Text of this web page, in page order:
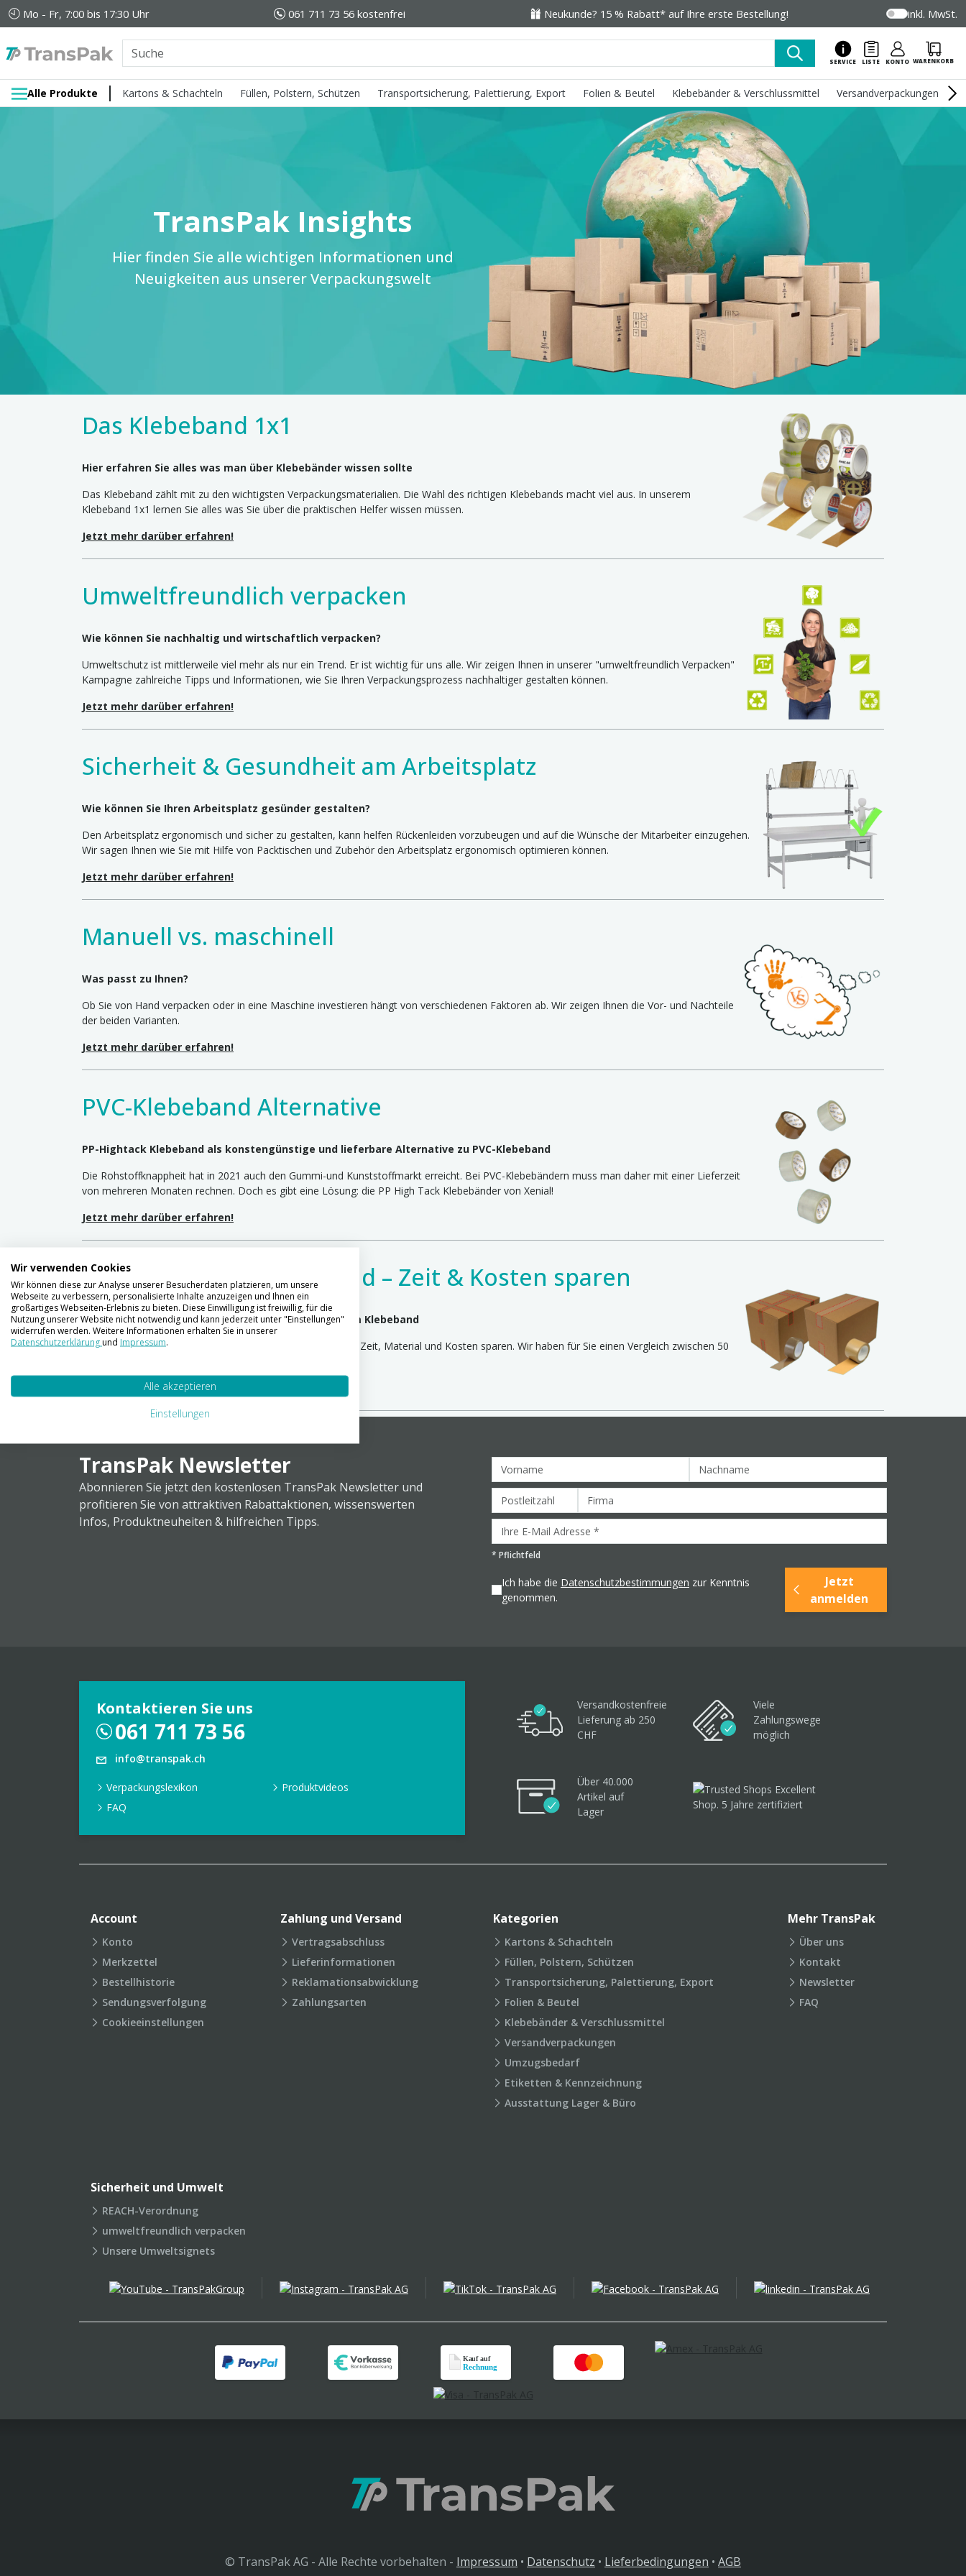
Mo - Fr, 7:00 bis 17:30 Uhr 061 711 73 56 kostenfrei Neukunde? 15 % Rabatt* auf Ihre erste Bestellung! inkl. MwSt.
SERVICE LISTE KONTO WARENKORB
Alle Produkte Kartons & Schachteln Füllen, Polstern, Schützen Transportsicherung, Palettierung, Export Folien & Beutel Klebebänder & Verschlussmittel Versandverpackungen
TransPak Insights
Hier finden Sie alle wichtigen Informationen und
Neuigkeiten aus unserer Verpackungswelt
Das Klebeband 1x1
Hier erfahren Sie alles was man über Klebebänder wissen sollte
Das Klebeband zählt mit zu den wichtigsten Verpackungsmaterialien. Die Wahl des richtigen Klebebands macht viel aus. In unserem
Klebeband 1x1 lernen Sie alles was Sie über die praktischen Helfer wissen müssen.
Jetzt mehr darüber erfahren!
Umweltfreundlich verpacken
Wie können Sie nachhaltig und wirtschaftlich verpacken?
Umweltschutz ist mittlerweile viel mehr als nur ein Trend. Er ist wichtig für uns alle. Wir zeigen Ihnen in unserer "umweltfreundlich Verpacken"
Kampagne zahlreiche Tipps und Informationen, wie Sie Ihren Verpackungsprozess nachhaltiger gestalten können.
Jetzt mehr darüber erfahren!
Sicherheit & Gesundheit am Arbeitsplatz
Wie können Sie Ihren Arbeitsplatz gesünder gestalten?
Den Arbeitsplatz ergonomisch und sicher zu gestalten, kann helfen Rückenleiden vorzubeugen und auf die Wünsche der Mitarbeiter einzugehen.
Wir sagen Ihnen wie Sie mit Hilfe von Packtischen und Zubehör den Arbeitsplatz ergonomisch optimieren können.
Jetzt mehr darüber erfahren!
Manuell vs. maschinell
Was passt zu Ihnen?
Ob Sie von Hand verpacken oder in eine Maschine investieren hängt von verschiedenen Faktoren ab. Wir zeigen Ihnen die Vor- und Nachteile
der beiden Varianten.
Jetzt mehr darüber erfahren!
PVC-Klebeband Alternative
PP-Hightack Klebeband als konstengünstige und lieferbare Alternative zu PVC-Klebeband
Die Rohstoffknappheit hat in 2021 auch den Gummi-und Kunststoffmarkt erreicht. Bei PVC-Klebebändern muss man daher mit einer Lieferzeit
von mehreren Monaten rechnen. Doch es gibt eine Lösung: die PP High Tack Klebebänder von Xenial!
Jetzt mehr darüber erfahren!
50 vs. 75 mm Klebebaband – Zeit & Kosten sparen
Bis zu 60 % weniger Kosten & Zeit mit 75 mm breitem Klebeband
Mit dem Einsatz von 75 mm breitem Klebeband können Sie Zeit, Material und Kosten sparen. Wir haben für Sie einen Vergleich zwischen 50
Jetzt mehr darüber erfahren!
TransPak Newsletter
Abonnieren Sie jetzt den kostenlosen TransPak Newsletter und
profitieren Sie von attraktiven Rabattaktionen, wissenswerten
Infos, Produktneuheiten & hilfreichen Tipps.
* Pflichtfeld
Ich habe die Datenschutzbestimmungen zur Kenntnis
genommen.
Jetzt
anmelden
Kontaktieren Sie uns
061 711 73 56
info@transpak.ch
Verpackungslexikon
Produktvideos
FAQ
Versandkostenfreie
Lieferung ab 250
CHF
Viele
Zahlungswege
möglich
Über 40.000
Artikel auf
Lager
Account
Konto
Merkzettel
Bestellhistorie
Sendungsverfolgung
Cookieeinstellungen
Zahlung und Versand
Vertragsabschluss
Lieferinformationen
Reklamationsabwicklung
Zahlungsarten
Kategorien
Kartons & Schachteln
Füllen, Polstern, Schützen
Transportsicherung, Palettierung, Export
Folien & Beutel
Klebebänder & Verschlussmittel
Versandverpackungen
Umzugsbedarf
Etiketten & Kennzeichnung
Ausstattung Lager & Büro
Mehr TransPak
Über uns
Kontakt
Newsletter
FAQ
Sicherheit und Umwelt
REACH-Verordnung
umweltfreundlich verpacken
Unsere Umweltsignets
© TransPak AG - Alle Rechte vorbehalten - Impressum • Datenschutz • Lieferbedingungen • AGB
Wir verwenden Cookies
Wir können diese zur Analyse unserer Besucherdaten platzieren, um unsere
Webseite zu verbessern, personalisierte Inhalte anzuzeigen und Ihnen ein
großartiges Webseiten-Erlebnis zu bieten. Diese Einwilligung ist freiwillig, für die
Nutzung unserer Website nicht notwendig und kann jederzeit unter "Einstellungen"
widerrufen werden. Weitere Informationen erhalten Sie in unserer
Datenschutzerklärungund Impressum.
Alle akzeptieren
Einstellungen